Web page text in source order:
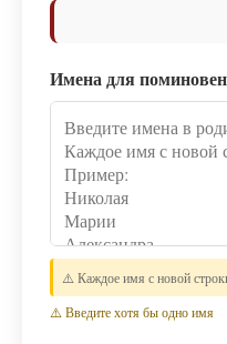
Имена для
⚠️ Каждое имя с новой
⚠️ Введите хотя бы одно имя